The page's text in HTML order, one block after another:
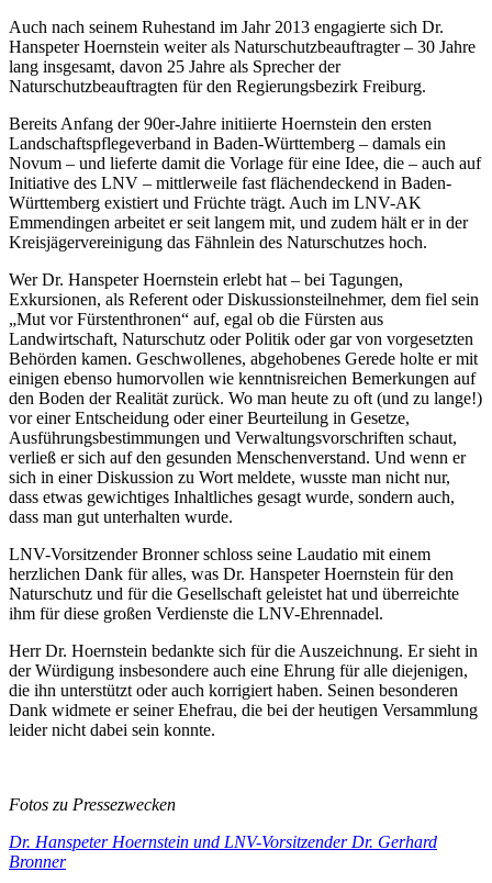
Auch nach seinem Ruhestand im Jahr 2013 engagierte sich Dr.
Hanspeter Hoernstein weiter als Naturschutzbeauftragter – 30 Jahre
lang insgesamt, davon 25 Jahre als Sprecher der
Naturschutzbeauftragten für den Regierungsbezirk Freiburg.
Bereits Anfang der 90er-Jahre initiierte Hoernstein den ersten
Landschaftspflegeverband in Baden-Württemberg – damals ein
Novum – und lieferte damit die Vorlage für eine Idee, die – auch auf
Initiative des LNV – mittlerweile fast flächendeckend in Baden-
Württemberg existiert und Früchte trägt. Auch im LNV-AK
Emmendingen arbeitet er seit langem mit, und zudem hält er in der
Kreisjägervereinigung das Fähnlein des Naturschutzes hoch.
Wer Dr. Hanspeter Hoernstein erlebt hat – bei Tagungen,
Exkursionen, als Referent oder Diskussionsteilnehmer, dem fiel sein
„Mut vor Fürstenthronen“ auf, egal ob die Fürsten aus
Landwirtschaft, Naturschutz oder Politik oder gar von vorgesetzten
Behörden kamen. Geschwollenes, abgehobenes Gerede holte er mit
einigen ebenso humorvollen wie kenntnisreichen Bemerkungen auf
den Boden der Realität zurück. Wo man heute zu oft (und zu lange!)
vor einer Entscheidung oder einer Beurteilung in Gesetze,
Ausführungsbestimmungen und Verwaltungsvorschriften schaut,
verließ er sich auf den gesunden Menschenverstand. Und wenn er
sich in einer Diskussion zu Wort meldete, wusste man nicht nur,
dass etwas gewichtiges Inhaltliches gesagt wurde, sondern auch,
dass man gut unterhalten wurde.
LNV-Vorsitzender Bronner schloss seine Laudatio mit einem
herzlichen Dank für alles, was Dr. Hanspeter Hoernstein für den
Naturschutz und für die Gesellschaft geleistet hat und überreichte
ihm für diese großen Verdienste die LNV-Ehrennadel.
Herr Dr. Hoernstein bedankte sich für die Auszeichnung. Er sieht in
der Würdigung insbesondere auch eine Ehrung für alle diejenigen,
die ihn unterstützt oder auch korrigiert haben. Seinen besonderen
Dank widmete er seiner Ehefrau, die bei der heutigen Versammlung
leider nicht dabei sein konnte.
Fotos zu Pressezwecken
Dr. Hanspeter Hoernstein und LNV-Vorsitzender Dr. Gerhard
Bronner